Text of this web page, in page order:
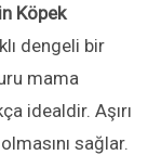
Köpek
dengeli bir
mama
idealdir. Aşırı
sağlar.